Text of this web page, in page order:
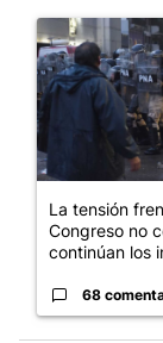
Un artículo de
La tensión
Congreso no
continúan los
68